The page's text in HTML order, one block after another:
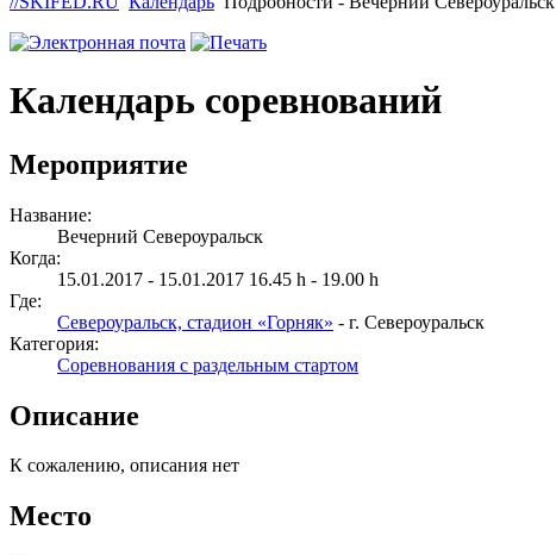
Календарь соревнований
Мероприятие
Название:
Вечерний Североуральск
Когда:
15.01.2017 - 15.01.2017 16.45 h - 19.00 h
Где:
Североуральск, стадион «Горняк» - г. Североуральск
Категория:
Соревнования с раздельным стартом
Описание
К сожалению, описания нет
Место